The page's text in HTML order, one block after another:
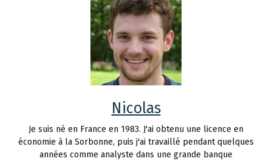
Nicolas
Je suis né en France en 1983. J'ai obtenu une licence en
économie à la Sorbonne, puis j'ai travaillé pendant quelques
années comme analyste dans une grande banque